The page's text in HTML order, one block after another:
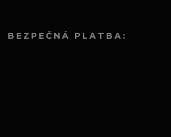
BEZPEČNÁ PLATBA: